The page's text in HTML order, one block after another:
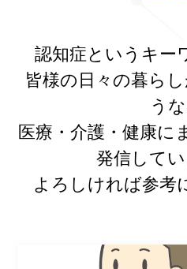
認知症というキー
皆様の日々の暮ら
うな
医療・介護・健康に
発信してい
よろしければ参考